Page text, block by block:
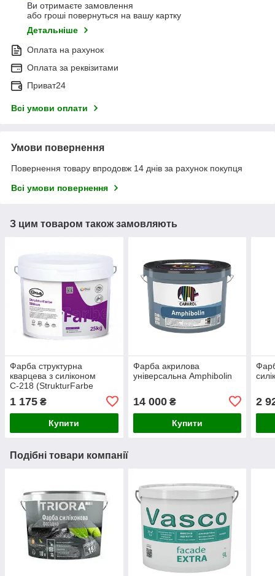
Ви отримаєте замовлення
або гроші повернуться на вашу картку
Детальніше
Оплата на рахунок
Оплата за реквізитами
Приват24
Всі умови оплати
Умови повернення
Повернення товару впродовж 14 днів за рахунок покупця
Всі умови повернення
З цим товаром також замовляють
Фарба структурна
кварцева з силіконом
С-218 (StrukturFarbe
1 175 ₴
Купити
Фарба акрилова
універсальна Amphibolin
14 000₴
Купити
2
Подібні товари компанії